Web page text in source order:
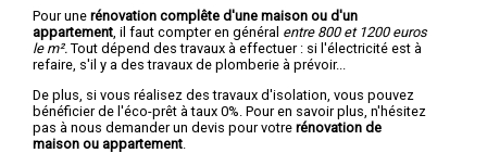
Pour une rénovation complête d'une maison ou d'un
appartement , il faut compter en général entre 800 et 1200 euros
le m². Tout dépend des travaux à effectuer : si l'électricité est à
refaire, s'il y a des travaux de plomberie à prévoir...
De plus, si vous réalisez des travaux d'isolation, vous pouvez
bénéficier de l'éco-prêt à taux 0%. Pour en savoir plus, n'hésitez
pas à nous demander un devis pour votre rénovation de
maison ou appartement